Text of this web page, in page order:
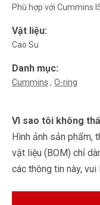
Phù hợp với Cummins
Vật liệu:
Cao Su
Danh mục:
Cummins O-ring
Vì sao tôi không
Hình ảnh sản phẩm,
vật liệu (BOM) chỉ
các thông tin này, vui